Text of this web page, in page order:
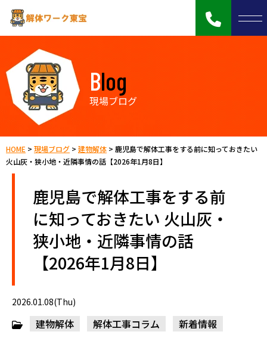
Blog
現場ブログ
HOME > 現場ブログ > 建物解体 > 鹿児島で解体工事をする前に知っておきたい
火山灰・狭小地・近隣事情の話【2026年1月8日】
鹿児島で解体工事をする前
に知っておきたい 火山灰・
狭小地・近隣事情の話
【2026年1月8日】
2026.01.08(Thu)
建物解体 解体工事コラム 新着情報